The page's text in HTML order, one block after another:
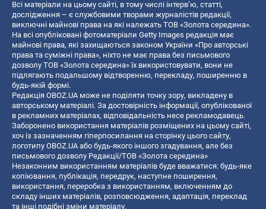
Всі матеріали на цьому сайті, в тому числі інтерв’ю, статті,
дослідження – є службовими творами журналістів редакції,
виключні майнові права на які належать ТОВ «Золота середина».
На всі опубліковані фотоматеріали Getty Images редакція має
майнові права, які захищаються законом України «Про авторські
права та суміжні права», ніхто не має права без письмового
дозволу ТОВ «Золота середина» їх використовувати, вони не
підлягають подальшому відтворенню, перекладу, поширенню в
будь-якій формі.
Редакція OBOZ.UA може не поділяти точку зору, викладену в
авторському матеріалі. За достовірність інформації, опублікованої
в рекламних матеріалах, відповідальність несе рекламодавець.
Заборонено використання матеріалів розміщених на цьому сайті,
хоч із зазначенням гіперпосилання на сторінку цього сайту,
логотипу OBOZ.UA або будь-якого іншого згадування, але без
письмового дозволу Редакції/ТОВ «Золота середина»
Незаконним використанням матеріалів буде вважатися: будь-яке
копiювання, публiкацiя, передрук, наступне поширення,
використання, переробка з використанням, включенням до
складу інших матеріалів, розповсюдження, адаптація, переклад
та інші подібні зміни матеріалу.